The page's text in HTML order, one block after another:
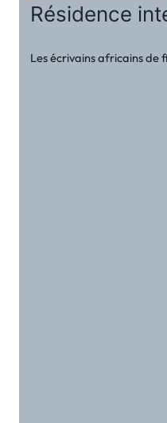
Résidence
Les écrivains africains de